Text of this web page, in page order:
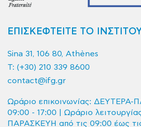
ΕΠΙΣΚΕΦΤΕΙΤΕ ΤΟ
Sina 31, 106 80, Athènes
T: (+30) 210 339 8600
contact@ifg.gr
Ωράριο επικοινωνίας:
09:00 - 17:00 | Ωράριο
ΠΑΡΑΣΚΕΥΗ από τις 09:00 έως